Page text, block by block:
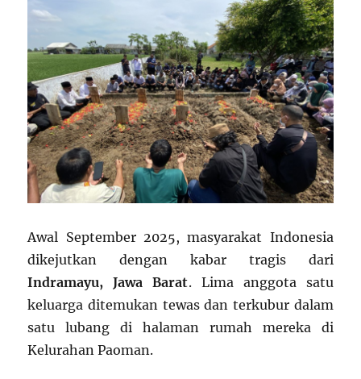
Awal September 2025, masyarakat Indonesia
dikejutkan dengan kabar tragis dari
Indramayu, Jawa Barat. Lima anggota satu
keluarga ditemukan tewas dan terkubur dalam
satu lubang di halaman rumah mereka di
Kelurahan Paoman.